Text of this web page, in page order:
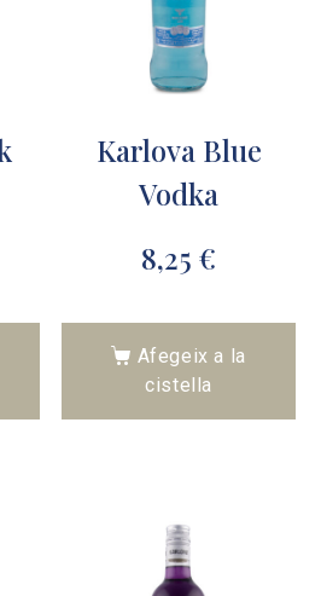
Karlova Blue
Vodka
8,25€
Afegeix a la
cistella